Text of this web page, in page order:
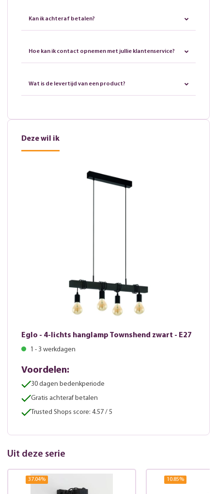
Kan ik achteraf betalen?
Hoe kan ik contact opnemen met jullie klantenservice?
Wat is de levertijd van een product?
Deze wil ik
Eglo - 4-lichts hanglamp Townshend zwart - E27
1 - 3 werkdagen
Voordelen:
30 dagen bedenkperiode
Gratis achteraf betalen
Trusted Shops score: 4.57 / 5
Uit deze serie
37.04% 10.85%